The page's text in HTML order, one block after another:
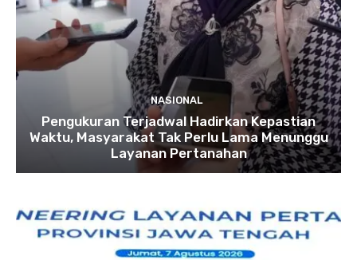
NASIONAL
Pengukuran Terjadwal Hadirkan Kepastian
Waktu, Masyarakat Tak Perlu Lama Menunggu
Layanan Pertanahan